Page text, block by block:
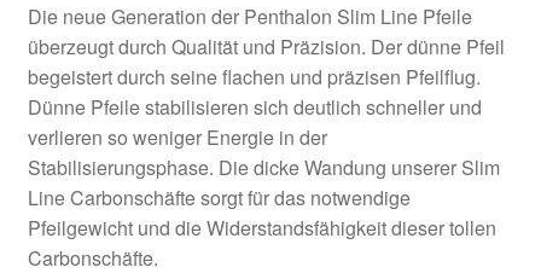
Die neue Generation der Penthalon Slim Line Pfeile
überzeugt durch Qualität und Präzision. Der dünne Pfeil
begeistert durch seine flachen und präzisen Pfeilflug.
Dünne Pfeile stabilisieren sich deutlich schneller und
verlieren so weniger Energie in der
Stabilisierungsphase. Die dicke Wandung unserer Slim
Line Carbonschäfte sorgt für das notwendige
Pfeilgewicht und die Widerstandsfähigkeit dieser tollen
Carbonschäfte.